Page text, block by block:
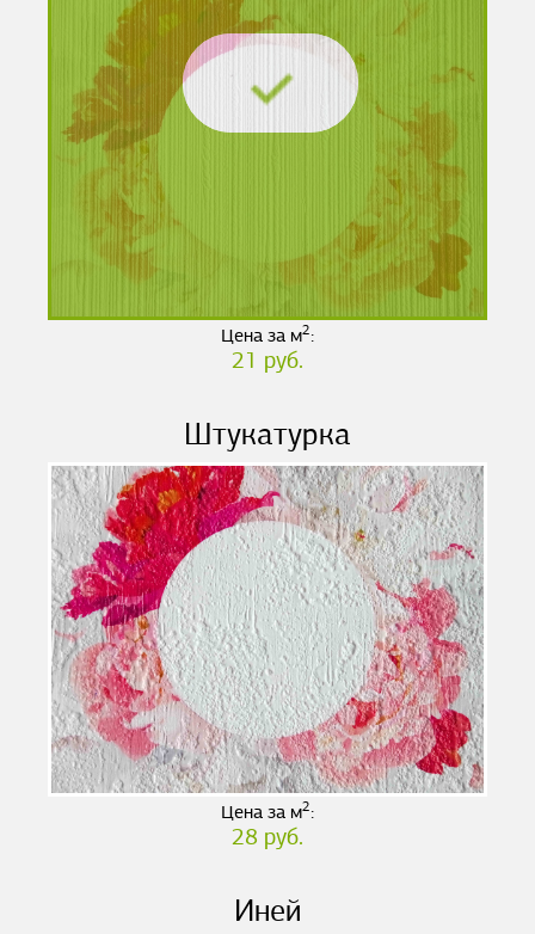
Цена за м2:
21 руб.
Штукатурка
Цена за м2:
28 руб.
Иней